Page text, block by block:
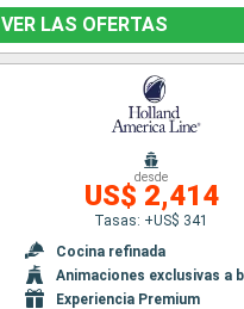
VER LAS OFERTAS
desde
US$ 2,414
Tasas: +US$ 341
Cocina refinada
Animaciones exclusivas a
Experiencia Premium